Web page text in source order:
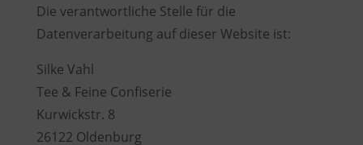
Die verantwortliche Stelle für die
Datenverarbeitung auf dieser Website ist:
Silke Vahl
Tee & Feine Confiserie
Kurwickstr. 8
26122 Oldenburg